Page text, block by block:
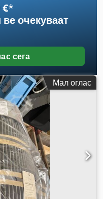
€*
ве очекуваат
сега
Мал оглас